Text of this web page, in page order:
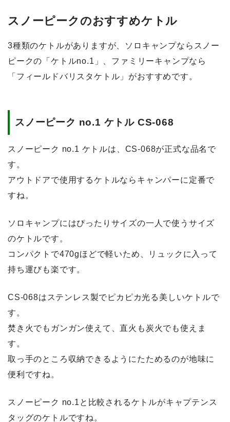
スノーピークのおすすめケトル
3種類のケトルがありますが、ソロキャンプならスノー
ピークの「ケトルno.1」、ファミリーキャンプなら
「フィールドバリスタケトル」がおすすめです。
スノーピーク no.1 ケトル CS-068
スノーピーク no.1 ケトルは、CS-068が正式な品名で
す。
アウトドアで使用するケトルならキャンパーに定番で
すね。
ソロキャンプにはぴったりサイズの一人で使うサイズ
のケトルです。
コンパクトで470gほどで軽いため、リュックに入って
持ち運びも楽です。
CS-068はステンレス製でピカピカ光る美しいケトルで
す。
焚き火でもガンガン使えて、直火も炭火でも使えま
す。
取っ手のところ収納できるようにたためるのが地味に
便利ですね。
スノーピーク no.1と比較されるケトルがキャプテンス
タッグのケトルですね。